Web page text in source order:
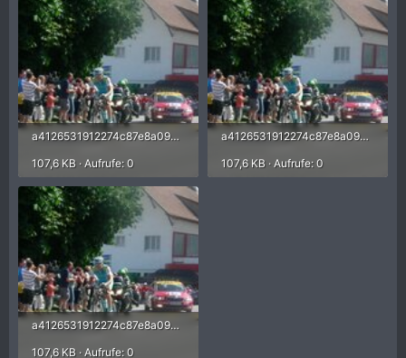
a4126531912274c87e8a09cdf5cc8e17.jpg
107,6 KB · Aufrufe: 0
a4126531912274c87e8a09cdf5cc8e17.jpg
107,6 KB · Aufrufe: 0
a4126531912274c87e8a09cdf5cc8e17.jpg
107,6 KB · Aufrufe: 0